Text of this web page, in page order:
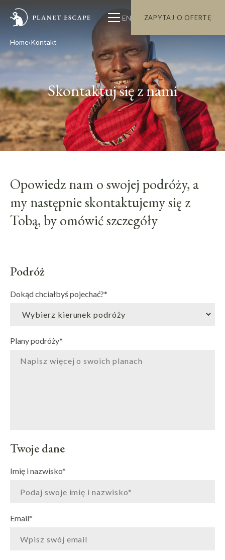
EN ZAPYTAJ O OFERTĘ
Home Kontakt
Skontaktuj się z nami
Opowiedz nam o swojej podróży, a
my następnie skontaktujemy się z
Tobą, by omówić szczegóły
Podróż
Dokąd chciałbyś pojechać?*
Plany podróży*
Twoje dane
Imię i nazwisko*
Email*